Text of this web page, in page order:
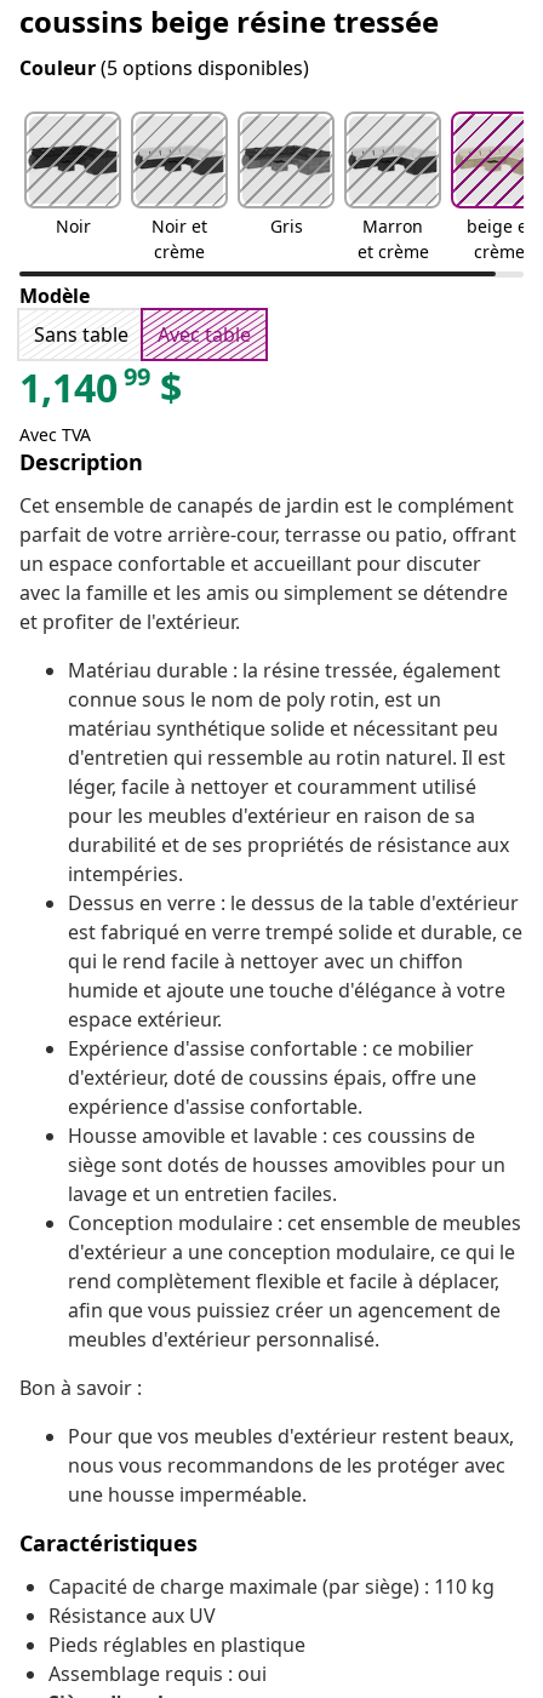
coussins beige résine tressée
Couleur(5 options disponibles)
Noir
Noir et
crème
Gris
Marron
et crème
beige et
crème
Modèle
Sans table
Avec table
1,14099 $
Avec TVA
Description
Cet ensemble de canapés de jardin est le complément
parfait de votre arrière-cour, terrasse ou patio, offrant
un espace confortable et accueillant pour discuter
avec la famille et les amis ou simplement se détendre
et profiter de l'extérieur.
Matériau durable : la résine tressée, également
connue sous le nom de poly rotin, est un
matériau synthétique solide et nécessitant peu
d'entretien qui ressemble au rotin naturel. Il est
léger, facile à nettoyer et couramment utilisé
pour les meubles d'extérieur en raison de sa
durabilité et de ses propriétés de résistance aux
intempéries.
Dessus en verre : le dessus de la table d'extérieur
est fabriqué en verre trempé solide et durable, ce
qui le rend facile à nettoyer avec un chiffon
humide et ajoute une touche d'élégance à votre
espace extérieur.
Expérience d'assise confortable : ce mobilier
d'extérieur, doté de coussins épais, offre une
expérience d'assise confortable.
Housse amovible et lavable : ces coussins de
siège sont dotés de housses amovibles pour un
lavage et un entretien faciles.
Conception modulaire : cet ensemble de meubles
d'extérieur a une conception modulaire, ce qui le
rend complètement flexible et facile à déplacer,
afin que vous puissiez créer un agencement de
meubles d'extérieur personnalisé.
Bon à savoir :
Pour que vos meubles d'extérieur restent beaux,
nous vous recommandons de les protéger avec
une housse imperméable.
Caractéristiques
Capacité de charge maximale (par siège) : 110 kg
Résistance aux UV
Pieds réglables en plastique
Assemblage requis : oui